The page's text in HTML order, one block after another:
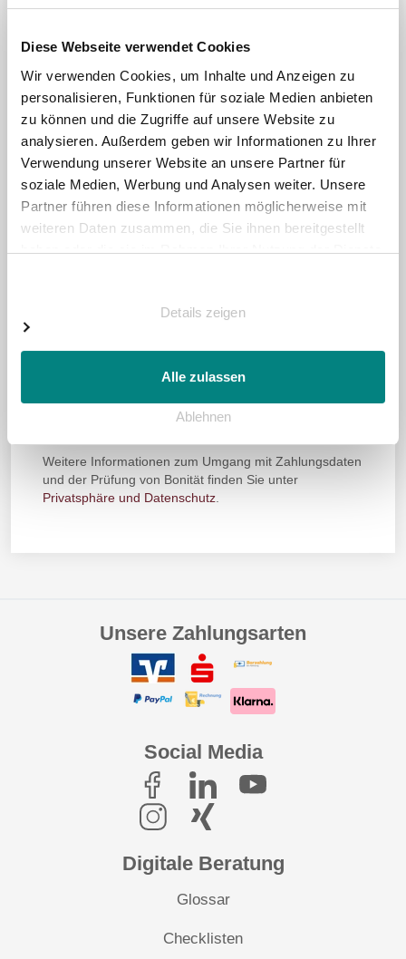
Diese Webseite verwendet Cookies
Wir verwenden Cookies, um Inhalte und Anzeigen zu
personalisieren, Funktionen für soziale Medien anbieten
zu können und die Zugriffe auf unsere Website zu
analysieren. Außerdem geben wir Informationen zu Ihrer
Verwendung unserer Website an unsere Partner für
soziale Medien, Werbung und Analysen weiter. Unsere
Partner führen diese Informationen möglicherweise mit
weiteren Daten zusammen, die Sie ihnen bereitgestellt
haben oder die sie im Rahmen Ihrer Nutzung der Dienste
Details zeigen
Alle zulassen
Ablehnen
Klarna an. Für Sie als Käufer fallen über Klarna keine
weiteren Zahlungsgebühren an.
Kauf von unseren Lagermitarbeitern zusammengestellt
Krefeld abholen. Die Zahlung kann vor Ort in bar oder
Weitere Informationen zum Umgang mit Zahlungsdaten
und der Prüfung von Bonität finden Sie unter
Privatsphäre und Datenschutz
Unsere Zahlungsarten
Social Media
Digitale Beratung
Glossar
Checklisten